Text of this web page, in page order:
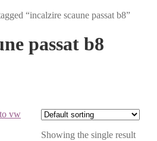
“incalzire scaune passat b8”
passat b8
Showing the single result